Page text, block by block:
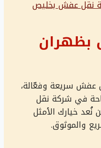
نقل عفش بخليص
بظهران
عفش سريعة وفعّالة،
في شركة نقل
خيارك الأمثل
والموثوق.